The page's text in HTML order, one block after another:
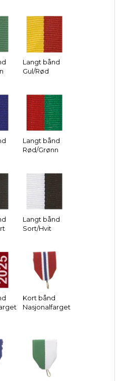
Langt bånd
Gul/Rød
Langt bånd
Rød/Grønn
Langt bånd
Sort/Hvit
Kort bånd
Nasjonalfarget